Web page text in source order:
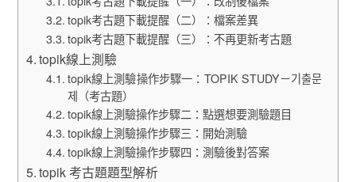
topik考古題下載提醒（二）：檔案差異
topik考古題下載提醒（三）：不再更新考古題
topik線上測驗
topik線上測驗操作步驟一：TOPIK STUDY－기출문
제（考古題）
topik線上測驗操作步驟二：點選想要測驗題目
topik線上測驗操作步驟三：開始測驗
topik線上測驗操作步驟四：測驗後對答案
topik 考古題題型解析